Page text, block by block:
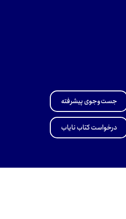
جست‌وجوی پیشرفته
درخواست کتاب نایاب